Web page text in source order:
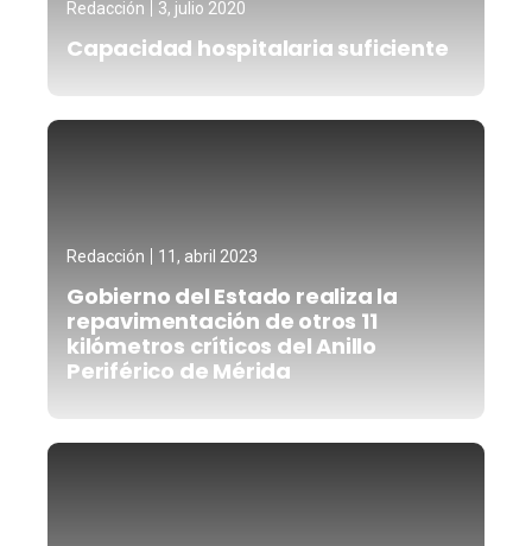
Redacción 3, julio 2020
Capacidad hospitalaria suficiente
Redacción 11, abril 2023
Gobierno del Estado realiza la
repavimentación de otros 11
kilómetros críticos del Anillo
Periférico de Mérida